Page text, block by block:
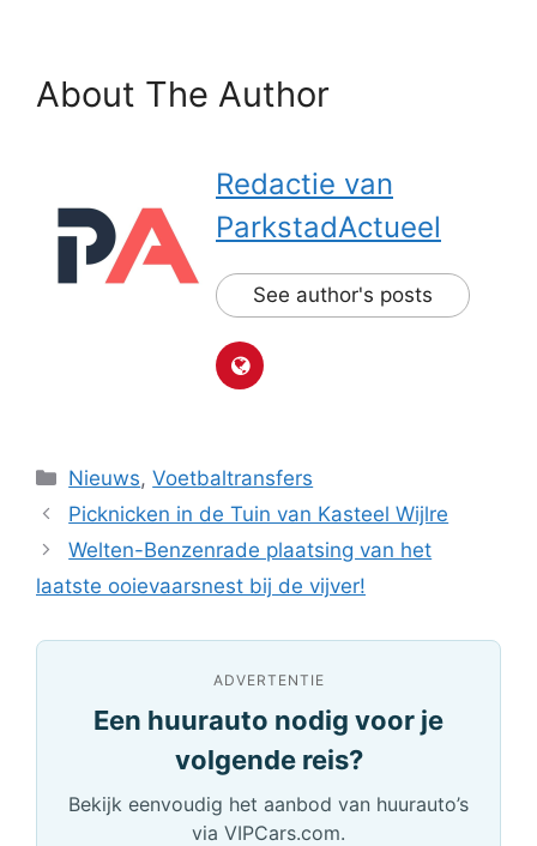
About The Author
Redactie van
ParkstadActueel
See author's posts
Categorieën
Nieuws,Voetbaltransfers
Picknicken in de Tuin van Kasteel Wijlre
Welten-Benzenrade plaatsing van het
laatste ooievaarsnest bij de vijver!
ADVERTENTIE
Een huurauto nodig voor je
volgende reis?
Bekijk eenvoudig het aanbod van huurauto’s
via VIPCars.com.